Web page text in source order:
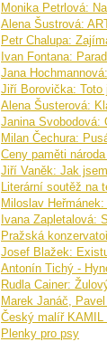
Monika Petrlová:
Alena Šustrová:
Petr Chalupa:
Ivan Fontana:
Jana
Jiří Borovička: Toto
Alena Šusterová:
Janina Svobodová:
Milan Čechura:
Ceny paměti
Jiří Vaněk: Jak
Literární soutěž na
Miloslav
Ivana Zapletalová:
Pražská
Josef Blažek:
Antonín Tichý -
Rudla Cainer:
Marek Janáč,
Český malíř KAMIL
Plenky pro psy